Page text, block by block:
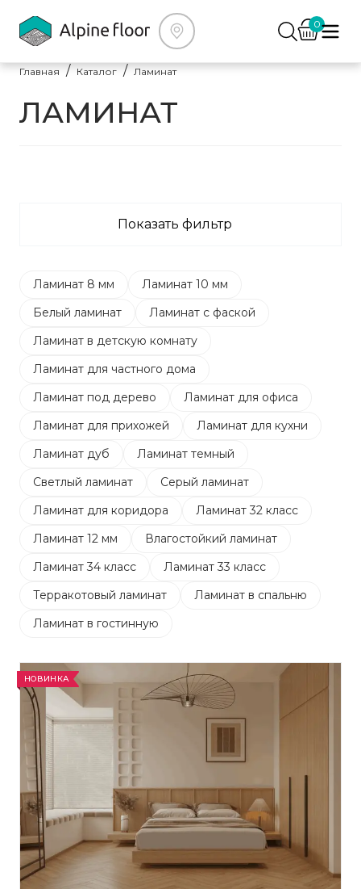
0
Главная Каталог Ламинат
ЛАМИНАТ
Показать фильтр
Ламинат 8 мм
Ламинат 10 мм
Белый ламинат
Ламинат с фаской
Ламинат в детскую комнату
Ламинат для частного дома
Ламинат под дерево
Ламинат для офиса
Ламинат для прихожей
Ламинат для кухни
Ламинат дуб
Ламинат темный
Светлый ламинат
Серый ламинат
Ламинат для коридора
Ламинат 32 класс
Ламинат 12 мм
Влагостойкий ламинат
Ламинат 34 класс
Ламинат 33 класс
Терракотовый ламинат
Ламинат в спальню
Ламинат в гостинную
НОВИНКА